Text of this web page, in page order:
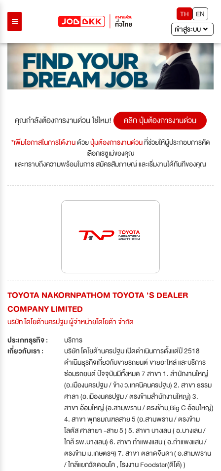
TH
EN
เข้าสู่ระบบ
คุณกำลังต้องการงานด่วน ใช่ไหม! คลิก ปุ่มต้องการงานด่วน
*เพิ่มโอกาสในการได้งานด้วยปุ่มต้องการงานด่วนที่ช่วยให้ผู้ประกอบการคัด
เลือกเรซูเม่ของคุณ
และทราบถึงความพร้อมในการ สมัครสัมภาษณ์ และเริ่มงานได้ทันทีของคุณ
TOYOTA NAKORNPATHOM TOYOTA 'S DEALER
COMPANY LIMITED
บริษัท โตโยต้านครปฐม ผู้จำหน่ายโตโยต้า จำกัด
ประเภทธุรกิจ :
บริการ
เกี่ยวกับเรา :
บริษัท โตโยต้านครปฐม เปิดดำเนินการตั้งแต่ปี 2518
ดำเนินธุรกิจเกี่ยวกับขายรถยนต์ ขายอะไหล่ และบริการ
ซ่อมรถยนต์ ปัจจุบันมีทั้งหมด 7 สาขา 1. สำนักงานใหญ่
(อ.เมืองนครปฐม / ข้าง ว.เทคนิคนครปฐม) 2. สาขา ธรรม
ศาลา (อ.เมืองนครปฐม / ตรงข้ามสำนักงานใหญ่) 3.
สาขา อ้อมใหญ่ (อ.สามพราน / ตรงข้าม ฺBig C อ้อมใหญ่)
4. สาขา พุทธมณฑลสาย 5 (อ.สามพราน / ตรงข้าม
โลตัส ศาลายา -สาย 5 ) 5. สาขา บางเลน ( อ.บางเลน /
ใกล้ รพ.บางเลน) 6. สาขา กำแพงแสน ( อ.กำแพงแสน /
ตรงข้าม ม.เกษตรฯ) 7. สาขา ตลาดจินดา ( อ.สามพราน
/ ใกล้แยกวัดดอนโค , โรงงาน Foodstar(ดีโด้) )